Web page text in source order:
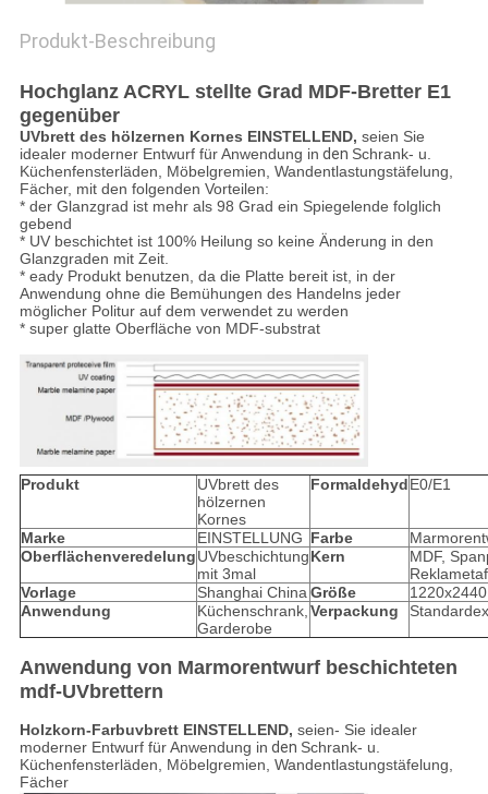
Produkt-Beschreibung
Hochglanz ACRYL stellte Grad MDF-Bretter E1
gegenüber
UVbrett des hölzernen Kornes EINSTELLEND, seien Sie
idealer moderner Entwurf für Anwendung in den Schrank- u.
Küchenfensterläden, Möbelgremien, Wandentlastungstäfelung,
Fächer, mit den folgenden Vorteilen:
* der Glanzgrad ist mehr als 98 Grad ein Spiegelende folglich
gebend
* UV beschichtet ist 100% Heilung so keine Änderung in den
Glanzgraden mit Zeit.
* eady Produkt benutzen, da die Platte bereit ist, in der
Anwendung ohne die Bemühungen des Handelns jeder
möglicher Politur auf dem verwendet zu werden
* super glatte Oberfläche von MDF-substrat
Produkt
UVbrett des
hölzernen
Kornes
FormaldehydE0/E1
Marke EINSTELLUNG Farbe
OberflächenveredelungUVbeschichtung
mit 3mal
Kern
MDF,
Vorlage
Shanghai China Größe
Anwendung
Küchenschrank,
Garderobe
Verpackung
Anwendung von Marmorentwurf beschichteten
mdf-UVbrettern
Holzkorn-Farbuvbrett EINSTELLEND, seien- Sie idealer
moderner Entwurf für Anwendung in den Schrank- u.
Küchenfensterläden, Möbelgremien, Wandentlastungstäfelung,
Fächer